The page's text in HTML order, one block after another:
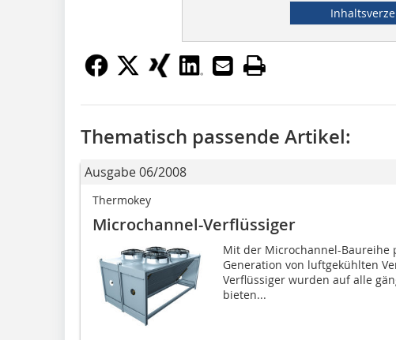
Thematisch passende Artikel:
Ausgabe 06/2008
Thermokey
Microchannel-Verflüssiger
Mit der Microchannel-Baureihe
Generation von luftgekühlten
Verflüssiger wurden auf alle
bieten...